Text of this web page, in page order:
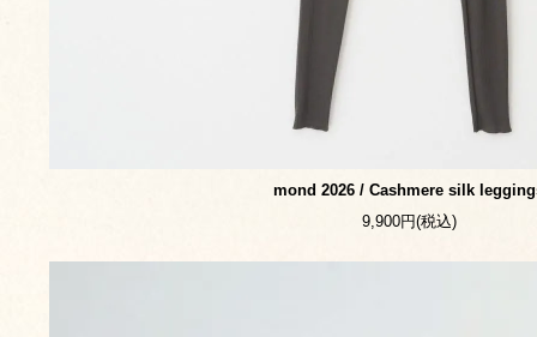
mond 2026 / Cashmere silk
9,900円(税込)